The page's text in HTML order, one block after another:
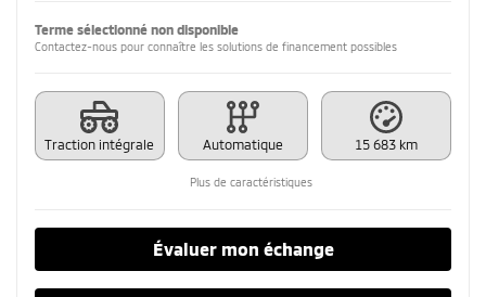
Terme sélectionné non disponible
Contactez-nous pour connaître les solutions de financement possibles
Traction intégrale Automatique 15 683 km
Plus de caractéristiques
Évaluer mon échange